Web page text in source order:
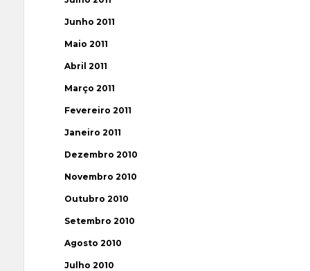
Junho 2011
Maio 2011
Abril 2011
Março 2011
Fevereiro 2011
Janeiro 2011
Dezembro 2010
Novembro 2010
Outubro 2010
Setembro 2010
Agosto 2010
Julho 2010